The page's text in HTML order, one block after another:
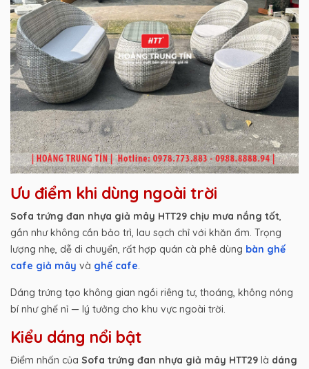
Ưu điểm khi dùng ngoài trời
Sofa trứng đan nhựa giả mây HTT29 chịu mưa nắng tốt
gần như không cần bảo trì, lau sạch chỉ với khăn ẩm. Trọng
lượng nhẹ, dễ di chuyển, rất hợp quán cà phê dùng bàn ghế
cafe giả mây và ghế cafe
Dáng trứng tạo không gian ngồi riêng tư, thoáng, không nóng
bí như ghế nỉ — lý tưởng cho khu vực ngoài trời.
Kiểu dáng nổi bật
Điểm nhấn của Sofa trứng đan nhựa giả mây HTT29 là dáng